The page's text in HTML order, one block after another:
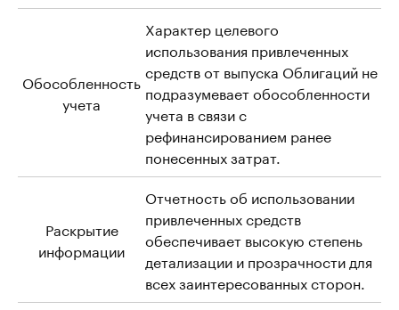
Обособленность
учета
Характер целевого
использования привлеченных
средств от выпуска Облигаций не
подразумевает обособленности
учета в связи с
рефинансированием ранее
понесенных затрат.
Раскрытие
информации
Отчетность об использовании
привлеченных средств
обеспечивает высокую степень
детализации и прозрачности для
всех заинтересованных сторон.